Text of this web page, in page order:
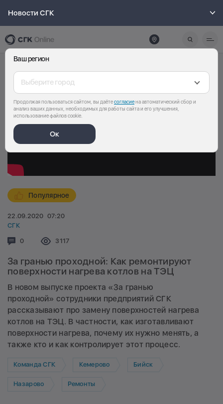
Новости СГК
Ваш регион
Выберите город
Продолжая пользоваться сайтом, вы даётесогласиена автоматический сбор и
анализ ваших данных, необходимых для работы сайта и его улучшения,
использование файлов cookie.
Ок
Популярное
22.09.2020 07:20
СГК
Комментариев:
0 Просмотров:
3117
За гранью проходной: Как ремонтируют
поверхности нагрева котлов на ТЭЦ
В новом выпуске проекта «За гранью
проходной» сотрудники предприятий СГК
рассказывают про замену поверхностей нагрева
котлов на ТЭЦ. В частности, как изготавливают
поверхности нагрева, почему их нужно менять, а
также кто и как контролирует этот процесс.
Команда СГК Кемерово Бийск
Назарово Ремонты